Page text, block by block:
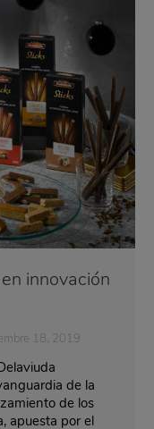
innovación
18, 2019
de la
de los
apuesta por el